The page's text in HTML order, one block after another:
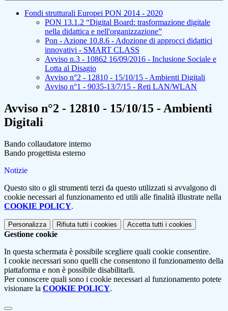
Fondi strutturali Europei PON 2014 - 2020
PON 13.1.2 “Digital Board: trasformazione digitale
nella didattica e nell'organizzazione”
Pon - Azione 10.8.6 - Adozione di approcci didattici
innovativi - SMART CLASS
Avviso n.3 - 10862 16/09/2016 - Inclusione Sociale e
Lotta al Disagio
Avviso n°2 - 12810 - 15/10/15 - Ambienti Digitali
Avviso n°1 - 9035-13/7/15 - Reti LAN/WLAN
Avviso n°2 - 12810 - 15/10/15 - Ambienti
Digitali
Bando collaudatore interno
Bando progettista esterno
Notizie
Questo sito o gli strumenti terzi da questo utilizzati si avvalgono di
cookie necessari al funzionamento ed utili alle finalità illustrate nella
COOKIE POLICY.
Personalizza Rifiuta tutti i cookies Accetta tutti i cookies
Gestione cookie
In questa schermata è possibile scegliere quali cookie consentire.
I cookie necessari sono quelli che consentono il funzionamento della
piattaforma e non è possibile disabilitarli.
Per conoscere quali sono i cookie necessari al funzionamento potete
visionare la COOKIE POLICY.